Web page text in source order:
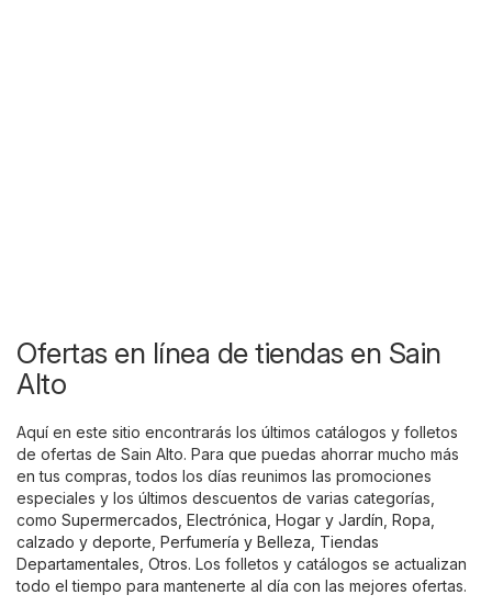
Ofertas en línea de tiendas en Sain
Alto
Aquí en este sitio encontrarás los últimos catálogos y folletos
de ofertas de Sain Alto. Para que puedas ahorrar mucho más
en tus compras, todos los días reunimos las promociones
especiales y los últimos descuentos de varias categorías,
como Supermercados Electrónica Hogar y Jardín Ropa,
calzado y deporte Perfumería y Belleza Tiendas
Departamentales Otros. Los folletos y catálogos se actualizan
todo el tiempo para mantenerte al día con las mejores ofertas.